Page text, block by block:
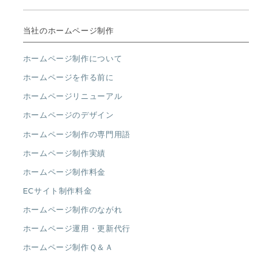
当社のホームページ制作
ホームページ制作について
ホームページを作る前に
ホームページリニューアル
ホームページのデザイン
ホームページ制作の専門用語
ホームページ制作実績
ホームページ制作料金
ECサイト制作料金
ホームページ制作のながれ
ホームページ運用・更新代行
ホームページ制作Ｑ＆Ａ